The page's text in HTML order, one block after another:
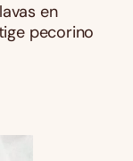
en
pecorino